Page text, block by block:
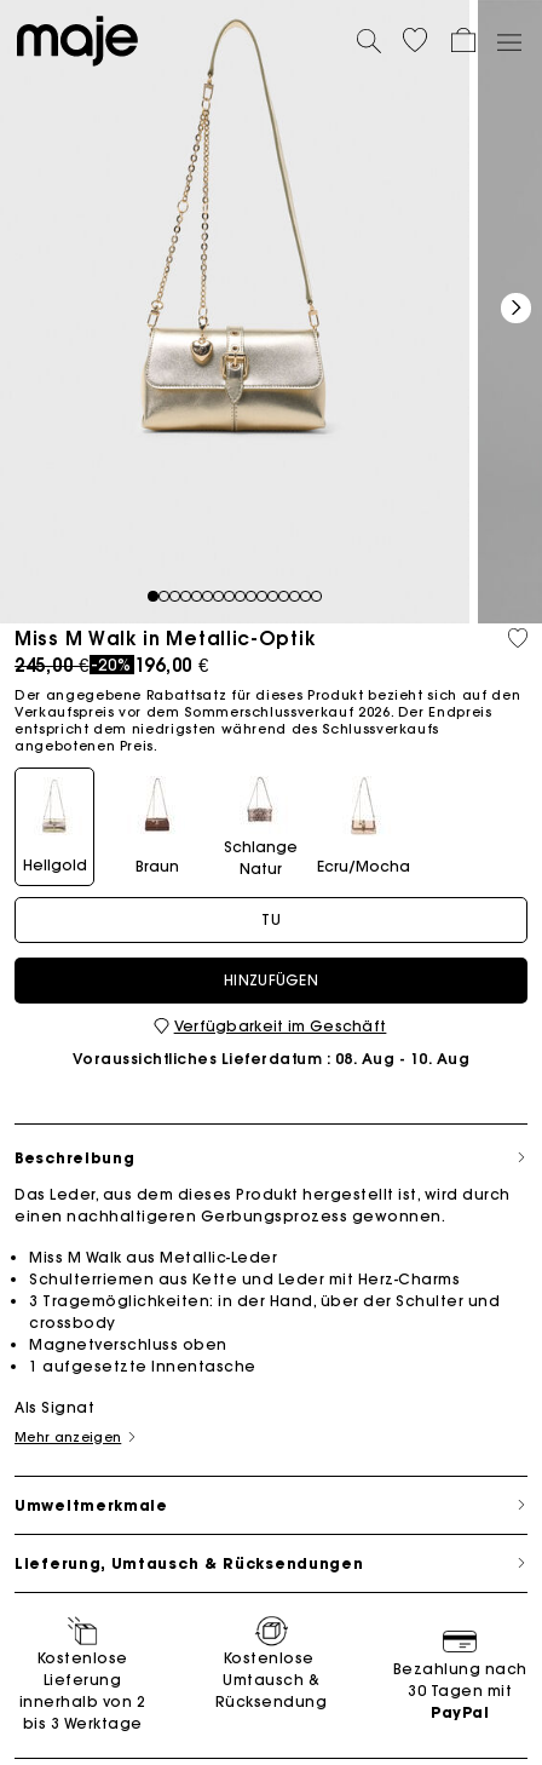
12345678910111213141516
Miss M Walk in Metallic-Optik
Price reduced from
245,00 €to
-20% 196,00 €
Der angegebene Rabattsatz für dieses Produkt bezieht sich auf den
Verkaufspreis vor dem Sommerschlussverkauf 2026. Der Endpreis
entspricht dem niedrigsten während des Schlussverkaufs
angebotenen Preis.
Hellgold Braun
Schlange
Natur
Ecru/Mocha
TU
HINZUFÜGEN
Verfügbarkeit im Geschäft
Voraussichtliches Lieferdatum : 08. Aug - 10. Aug
Beschreibung
Das Leder, aus dem dieses Produkt hergestellt ist, wird durch
einen nachhaltigeren Gerbungsprozess gewonnen.
Miss M Walk aus Metallic-Leder
Schulterriemen aus Kette und Leder mit Herz-Charms
3 Tragemöglichkeiten: in der Hand, über der Schulter und
crossbody
Magnetverschluss oben
1 aufgesetzte Innentasche
Als Signat
Mehr anzeigen
Umweltmerkmale
Lieferung, Umtausch & Rücksendungen
Kostenlose
Lieferung
innerhalb von 2
bis 3 Werktage
Kostenlose
Umtausch &
Rücksendung
Bezahlung nach
30 Tagen mit
PayPal